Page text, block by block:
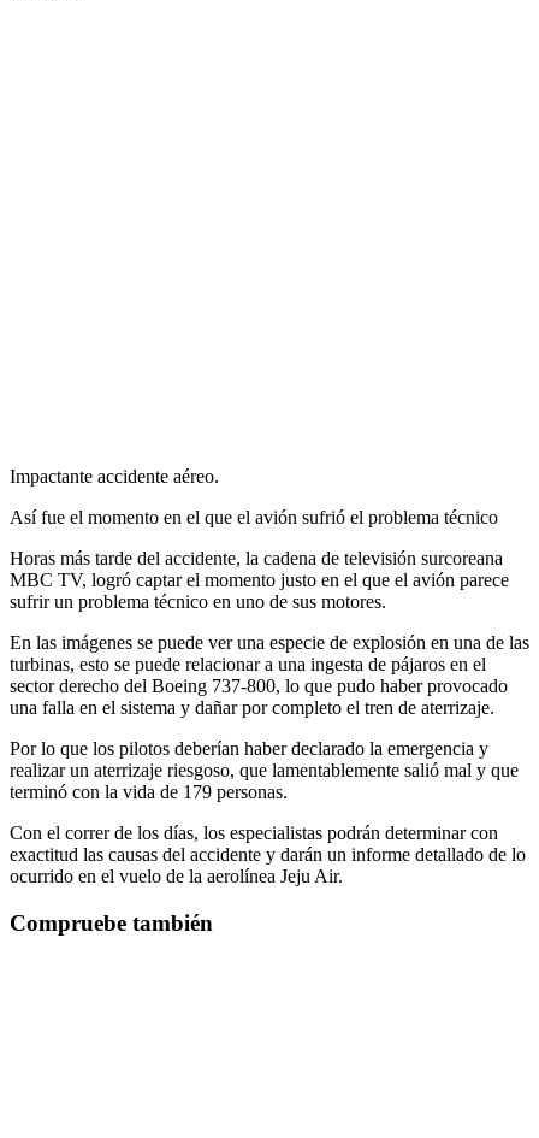
Impactante accidente aéreo.
Así fue el momento en el que el avión sufrió el problema técnico
Horas más tarde del accidente, la cadena de televisión surcoreana
MBC TV, logró captar el momento justo en el que el avión parece
sufrir un problema técnico en uno de sus motores.
En las imágenes se puede ver una especie de explosión en una de las
turbinas, esto se puede relacionar a una ingesta de pájaros en el
sector derecho del Boeing 737-800, lo que pudo haber provocado
una falla en el sistema y dañar por completo el tren de aterrizaje.
Por lo que los pilotos deberían haber declarado la emergencia y
realizar un aterrizaje riesgoso, que lamentablemente salió mal y que
terminó con la vida de 179 personas.
Con el correr de los días, los especialistas podrán determinar con
exactitud las causas del accidente y darán un informe detallado de lo
ocurrido en el vuelo de la aerolínea Jeju Air.
Compruebe también